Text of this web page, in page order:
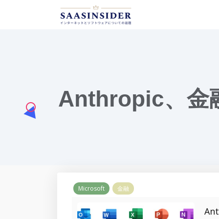
Anthropic、金
Microsoft 金融